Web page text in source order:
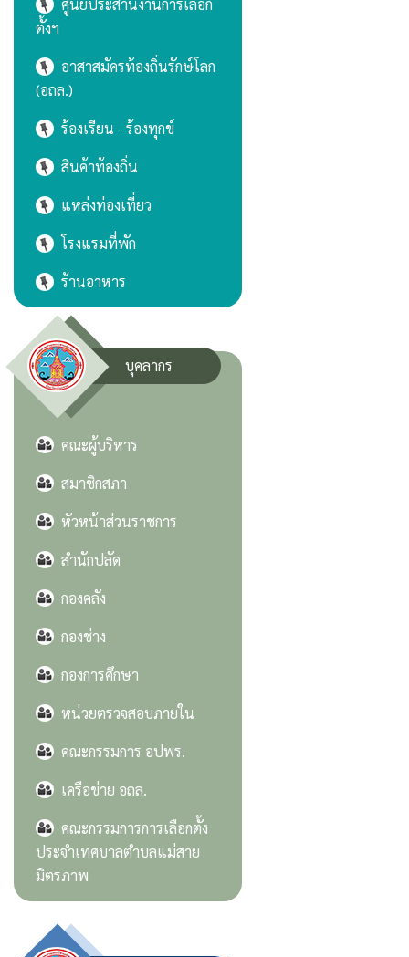
ศูนย์ประสานงานการเลือก
ตั้งฯ
อาสาสมัครท้องถิ่นรักษ์โลก
(อถล.)
ร้องเรียน - ร้องทุกข์
สินค้าท้องถิ่น
แหล่งท่องเที่ยว
โรงแรมที่พัก
ร้านอาหาร
บุคลากร
คณะผู้บริหาร
สมาชิกสภา
หัวหน้าส่วนราชการ
สำนักปลัด
กองคลัง
กองช่าง
กองการศึกษา
หน่วยตรวจสอบภายใน
คณะกรรมการ อปพร.
เครือข่าย อถล.
คณะกรรมการการเลือกตั้ง
ประจำเทศบาลตำบลแม่สาย
มิตรภาพ